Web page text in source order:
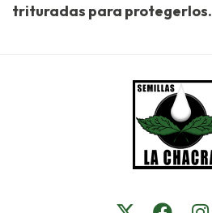
trituradas para protegerlos.